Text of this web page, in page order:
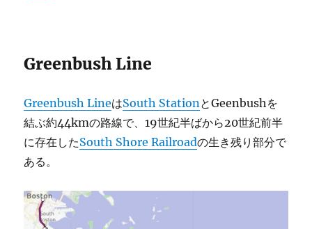
Greenbush Line
Greenbush LineはSouth Station とGeenbushを
結ぶ約44kmの路線で、19世紀半ばから20世紀前半
に存在したSouth Shore Railroadの生き残り部分で
ある。